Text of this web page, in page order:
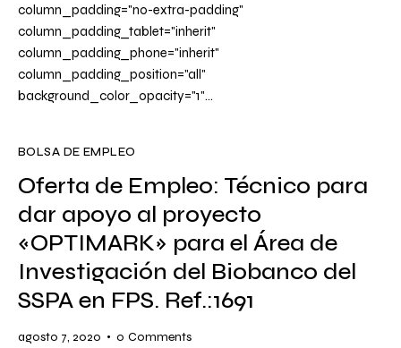
column_padding="no-extra-padding"
column_padding_tablet="inherit"
column_padding_phone="inherit"
column_padding_position="all"
background_color_opacity="1"…
BOLSA DE EMPLEO
Oferta de Empleo: Técnico para
dar apoyo al proyecto
«OPTIMARK» para el Área de
Investigación del Biobanco del
SSPA en FPS. Ref.:1691
agosto 7, 2020 0 Comments